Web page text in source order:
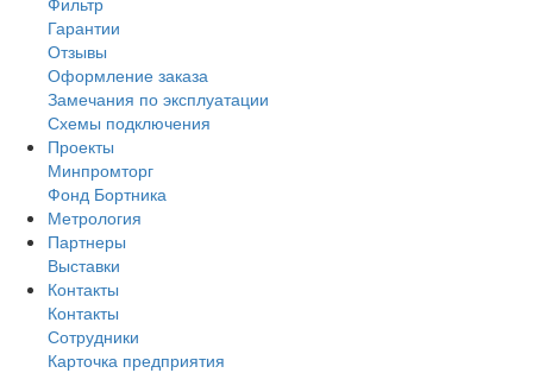
Гарантии
Отзывы
Оформление заказа
Замечания по эксплуатации
Схемы подключения
Проекты
Минпромторг
Фонд Бортника
Метрология
Партнеры
Выставки
Контакты
Контакты
Сотрудники
Карточка предприятия